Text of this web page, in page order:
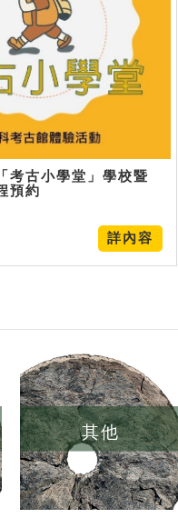
考古小學堂」學校暨
預約
詳內容
其他